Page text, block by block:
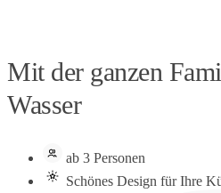
Mit der ganzen
Wasser
ab 3 Personen
Schönes Design für Ihre